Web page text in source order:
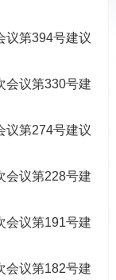
议第394号建议
会议第330号建
议第274号建议
会议第228号建
会议第191号建
会议第182号建